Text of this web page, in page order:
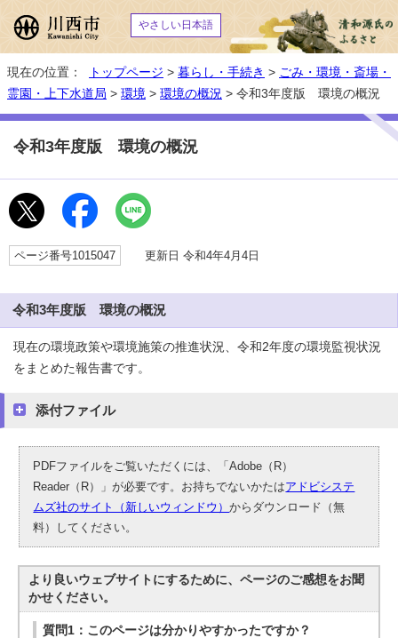
やさしい日本語
現在の位置： トップページ > 暮らし・手続き > ごみ・環境・斎場・
霊園・上下水道局 > 環境 > 環境の概況 > 令和3年度版 環境の概況
令和3年度版 環境の概況
ページ番号1015047 更新日 令和4年4月4日
令和3年度版 環境の概況
現在の環境政策や環境施策の推進状況、令和2年度の環境監視状況
をまとめた報告書です。
添付ファイル
PDFファイルをご覧いただくには、「Adobe（R）
Reader（R）」が必要です。お持ちでないかたはアドビシステ
ムズ社のサイト（新しいウィンドウ）からダウンロード（無
料）してください。
より良いウェブサイトにするために、ページのご感想をお聞
かせください。
質問1：このページは分かりやすかったですか？